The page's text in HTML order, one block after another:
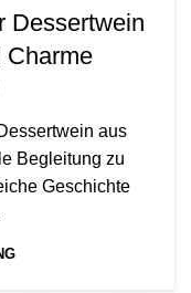
Dessertwein
Charme
aus
Begleitung zu
Geschichte